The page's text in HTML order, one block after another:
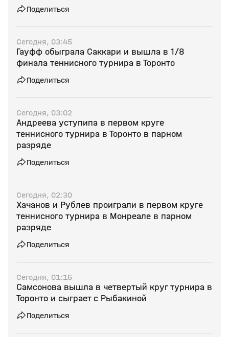
Поделиться
Сегодня, 03:45
Гауфф обыграла Саккари и вышла в 1/8
финала теннисного турнира в Торонто
Поделиться
Сегодня, 03:02
Андреева уступипа в первом круге
теннисного турнира в Торонто в парном
разряде
Поделиться
Сегодня, 02:30
Хачанов и Рублев проиграли в первом круге
теннисного турнира в Монреале в парном
разряде
Поделиться
Сегодня, 01:15
Самсонова вышла в четвертый круг турнира в
Торонто и сыграет с Рыбакиной
Поделиться